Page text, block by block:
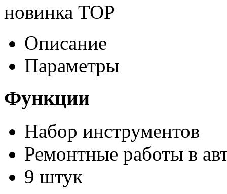
новинка TOP
Описание
Параметры
Функции
Набор инструментов
Ремонтные работы в
9 штук